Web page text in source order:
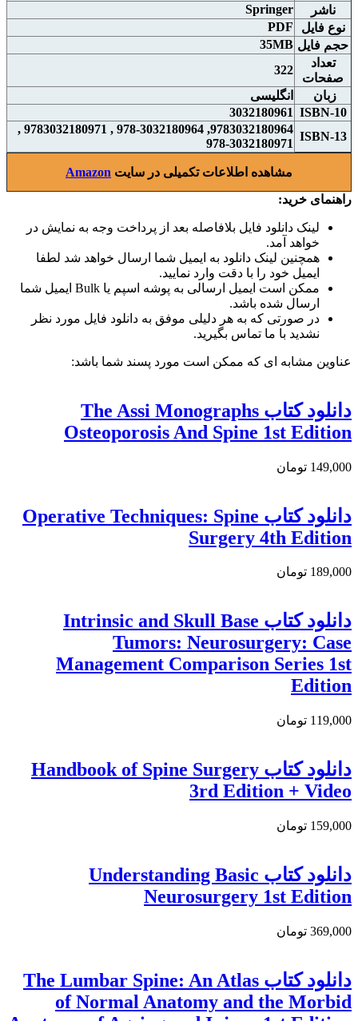
ناشر
Springer
نوع فايل
PDF
حجم فايل 35MB
تعداد
صفحات
322
زبان
انگلیسی
ISBN-10
3032180961
ISBN-13
9783032180964, 978-3032180964 , 9783032180971 ,
978-3032180971
مشاهده اطلاعات تکمیلی در سایت Amazon
راهنمای خرید:
لینک دانلود فایل بلافاصله بعد از پرداخت وجه به نمایش در
خواهد آمد.
همچنین لینک دانلود به ایمیل شما ارسال خواهد شد لطفا
ایمیل خود را با دقت وارد نمایید.
ممکن است ایمیل ارسالی به پوشه اسپم یا Bulk ایمیل شما
ارسال شده باشد.
در صورتی که به هر دلیلی موفق به دانلود فایل مورد نظر
نشدید با ما تماس بگیرید.
عناوین مشابه ای که ممکن است مورد پسند شما باشد:
دانلود کتاب The Assi Monographs
Osteoporosis And Spine 1st Edition
149,000 تومان
دانلود کتاب Operative Techniques: Spine
Surgery 4th Edition
189,000 تومان
دانلود کتاب Intrinsic and Skull Base
Tumors: Neurosurgery: Case
Management Comparison Series 1st
Edition
119,000 تومان
دانلود کتاب Handbook of Spine Surgery
3rd Edition + Video
159,000 تومان
دانلود کتاب Understanding Basic
Neurosurgery 1st Edition
369,000 تومان
دانلود كتاب The Lumbar Spine: An Atlas
of Normal Anatomy and the Morbid